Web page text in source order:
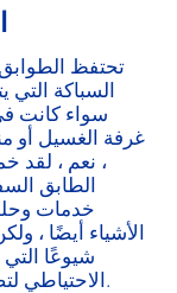
تحتفظ
السباكة التي
سواء كانت في
غرفة الغسيل أو
، نعم ، لقد
الطابق
خدمات
الأشياء أيضًا ،
شيوعًا التي
الاحتياطي لتصريف الطابق السفلي.